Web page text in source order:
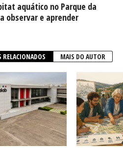
aquático no Parque da
observar e aprender
RELACIONADOS MAIS DO AUTOR